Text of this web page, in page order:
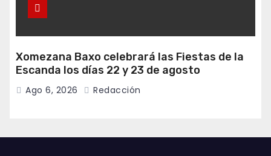
Xomezana Baxo celebrará las Fiestas de la
Escanda los días 22 y 23 de agosto
Ago 6, 2026 Redacción